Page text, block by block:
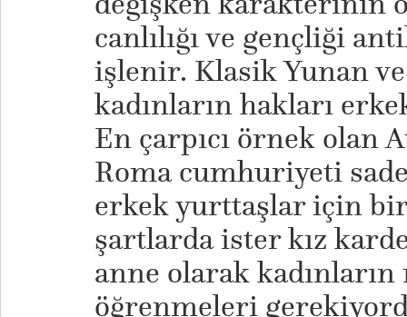
canlılığı ve gençliği
işlenir. Klasik Yunan
kadınların hakları
En çarpıcı örnek olan
Roma cumhuriyeti
erkek yurttaşlar için bir
şartlarda ister kız
anne olarak
öğrenmeleri